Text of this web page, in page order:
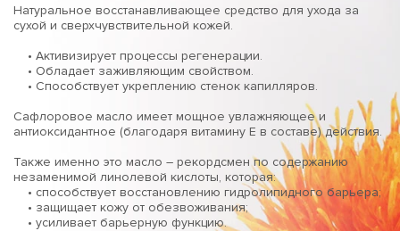
Натуральное восстанавливающее средство для ухода за
сухой и сверхчувствительной кожей.
• Активизирует процессы регенерации.
• Обладает заживляющим свойством.
• Способствует укреплению стенок капилляров.
Сафлоровое масло имеет мощное увлажняющее и
антиоксидантное (благодаря витамину Е в составе) действия.
Также именно это масло – рекордсмен по содержанию
незаменимой линолевой кислоты, которая:
• способствует восстановлению гидролипидного барьера;
• защищает кожу от обезвоживания;
• усиливает барьерную функцию.